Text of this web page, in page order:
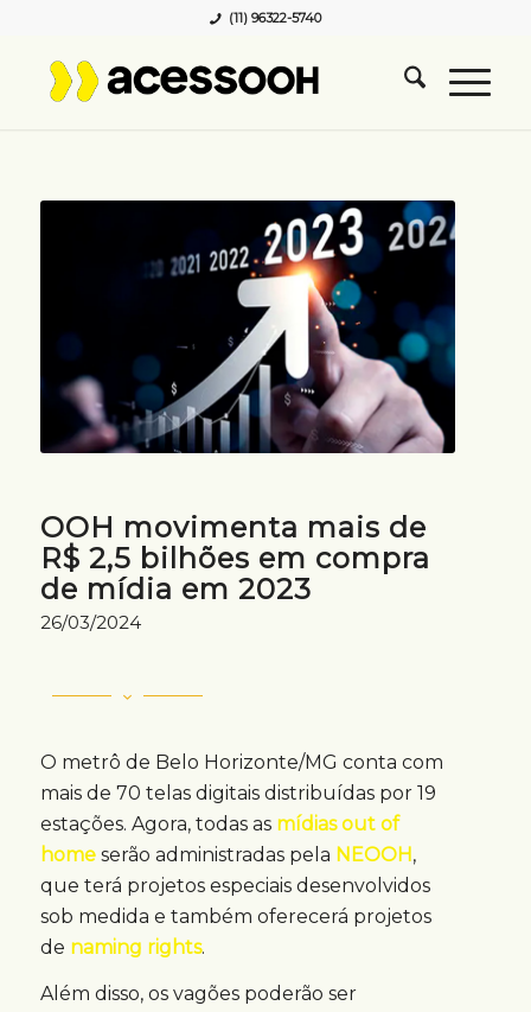
(11) 96322-5740
OOH movimenta mais de
R$ 2,5 bilhões em compra
de mídia em 2023
26/03/2024
O metrô de Belo Horizonte/MG conta com
mais de 70 telas digitais distribuídas por 19
estações. Agora, todas as mídias out of
homeserão administradas pela NEOOH,
que terá projetos especiais desenvolvidos
sob medida e também oferecerá projetos
de naming rights.
Além disso, os vagões poderão ser